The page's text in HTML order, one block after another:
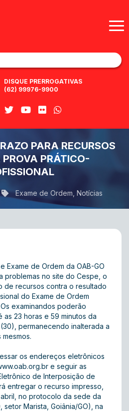
DISQUE PRERROGATIVAS
(62) 99976-9900
PARA RECURSOS
PRÁTICO-
Exame de Ordem Notícias
Exame de Ordem da OAB-GO
problemas no site do Cespe, o
de recursos contra o resultado
do Exame de Ordem
examinandos poderão
23 horas e 59 minutos da
permanecendo inalterada a
os endereços eletrônicos
e seguir as
de Interposição de
entregar o recurso impresso,
no protocolo da sede da
setor Marista, Goiânia/GO), na